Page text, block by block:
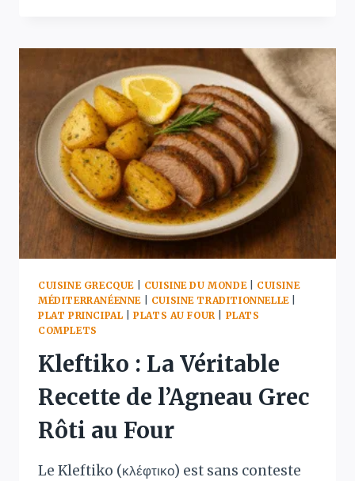
SALATA
:
LA
VÉRITABLE
RECETTE
TRADITIONNELLE
SECRÈTE
EN
10
MINUTES
CUISINE GRECQUE| CUISINE DU MONDE| CUISINE
MÉDITERRANÉENNE| CUISINE TRADITIONNELLE|
PLAT PRINCIPAL |PLATS AU FOUR
PLATS
COMPLETS
Kleftiko : La Véritable
Recette de l’Agneau Grec
Rôti au Four
Le Kleftiko (κλέφτικο) est sans conteste